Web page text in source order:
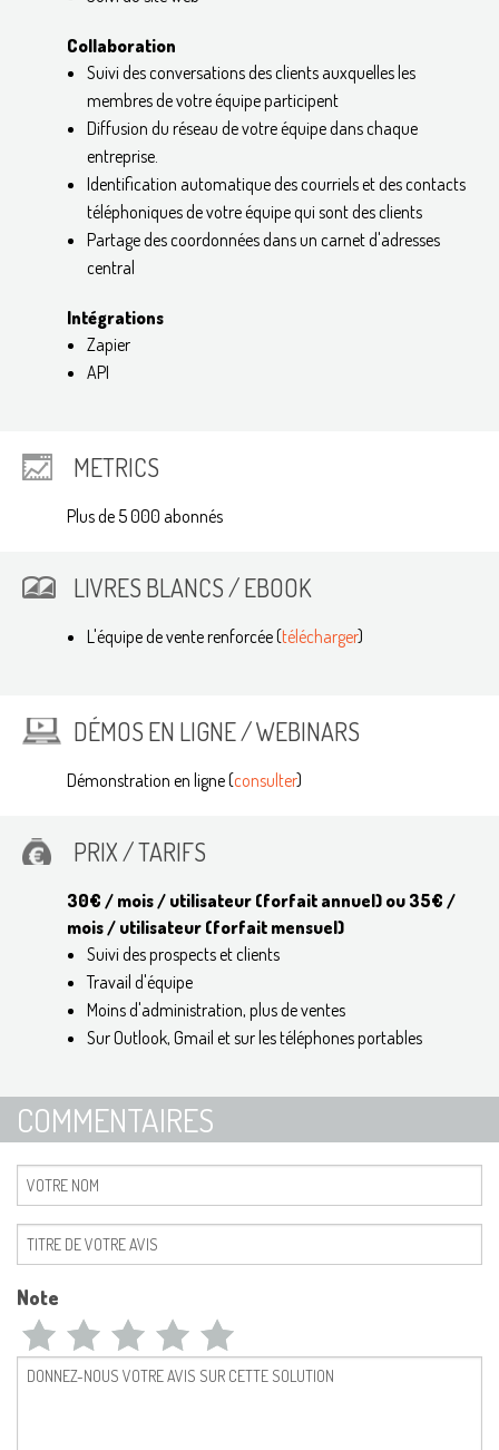
Collaboration
Suivi des conversations des clients auxquelles les
membres de votre équipe participent
Diffusion du réseau de votre équipe dans chaque
entreprise.
Identification automatique des courriels et des contacts
téléphoniques de votre équipe qui sont des clients
Partage des coordonnées dans un carnet d'adresses
central
Intégrations
Zapier
API
METRICS
Plus de 5 000 abonnés
LIVRES BLANCS / EBOOK
L'équipe de vente renforcée (télécharger)
DÉMOS EN LIGNE / WEBINARS
Démonstration en ligne (consulter)
PRIX / TARIFS
30€ / mois / utilisateur (forfait annuel) ou 35€ /
mois / utilisateur (forfait mensuel)
Suivi des prospects et clients
Travail d'équipe
Moins d'administration, plus de ventes
Sur Outlook, Gmail et sur les téléphones portables
COMMENTAIRES
Note